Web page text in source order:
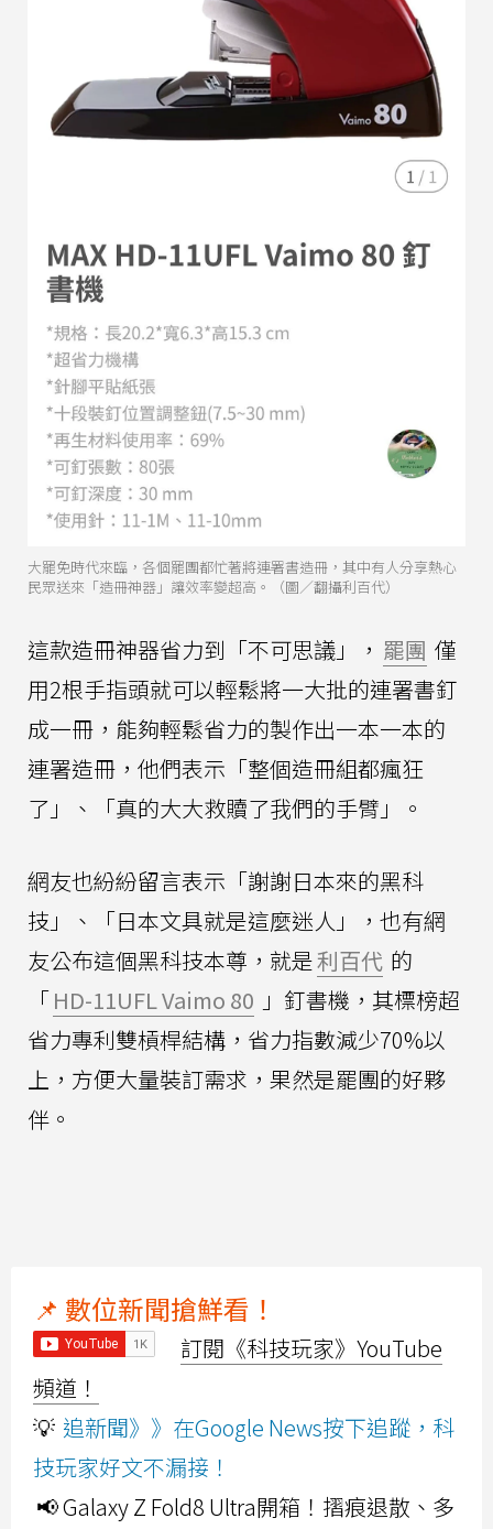
大罷免時代來臨，各個罷團都忙著將連署書造冊，其中有人分享熱心
民眾送來「造冊神器」讓效率變超高。（圖／翻攝利百代）
這款造冊神器省力到「不可思議」， 罷團 僅
用2根手指頭就可以輕鬆將一大批的連署書釘
成一冊，能夠輕鬆省力的製作出一本一本的
連署造冊，他們表示「整個造冊組都瘋狂
了」、「真的大大救贖了我們的手臂」。
網友也紛紛留言表示「謝謝日本來的黑科
技」、「日本文具就是這麼迷人」，也有網
友公布這個黑科技本尊，就是利百代 的
「HD-11UFL Vaimo 80 」釘書機，其標榜超
省力專利雙槓桿結構，省力指數減少70%以
上，方便大量裝訂需求，果然是罷團的好夥
伴。
📌 數位新聞搶鮮看！
訂閱《科技玩家》YouTube
頻道！
💡 追新聞》》在Google News按下追蹤，科
技玩家好文不漏接！
📢 Galaxy Z Fold8 Ultra開箱！摺痕退散、多